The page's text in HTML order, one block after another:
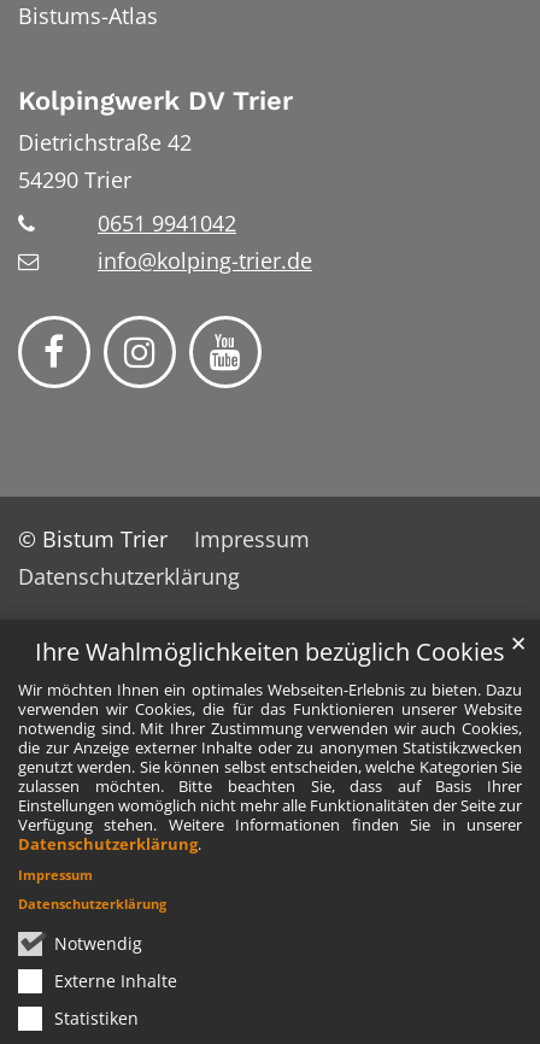
Ihre Wahlmöglichkeiten bezüglich Cookies
Wir möchten Ihnen ein optimales Webseiten-Erlebnis zu bieten. Dazu
verwenden wir Cookies, die für das Funktionieren unserer Website
notwendig sind. Mit Ihrer Zustimmung verwenden wir auch Cookies,
die zur Anzeige externer Inhalte oder zu anonymen Statistikzwecken
genutzt werden. Sie können selbst entscheiden, welche Kategorien Sie
zulassen möchten. Bitte beachten Sie, dass auf Basis Ihrer
Einstellungen womöglich nicht mehr alle Funktionalitäten der Seite zur
Verfügung stehen. Weitere Informationen finden Sie in unserer
Datenschutzerklärung.
Notwendig
Externe Inhalte
Statistiken
✕
Impressum
Datenschutzerklärung
Bistums-Atlas
Kolpingwerk DV Trier
Dietrichstraße 42
54290 Trier
0651 9941042
info@kolping-trier.de
© Bistum Trier
Impressum
Datenschutzerklärung